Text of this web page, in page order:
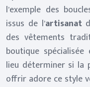
l’exemple des
issus de l’artisanat
des vêtements
boutique
lieu déterminer si la
offrir adore ce style